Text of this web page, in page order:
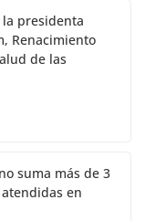
presidenta
Renacimiento
de las
suma más de 3
en